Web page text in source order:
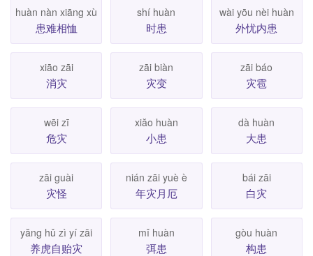
huàn nàn xiāng xù
患难相恤
shí huàn
时患
wài yōu nèi huàn
外忧内患
xiāo zāi
消灾
zāi biàn
灾变
zāi báo
灾雹
wēi zī
危灾
xiăo huàn
小患
dà huàn
大患
zāi guài
灾怪
nián zāi yuè è
年灾月厄
bái zāi
白灾
yăng hǔ zì yí zāi
养虎自贻灾
mǐ huàn
弭患
gòu huàn
构患